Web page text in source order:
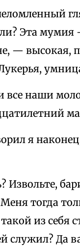
Эта мумия
— высокая,
все наши
я
тогда
из себя
Да